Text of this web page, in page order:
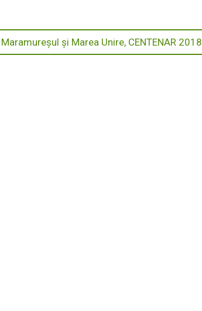
Next
post:
Maramureșul și Marea Unire, CENTENAR 2018